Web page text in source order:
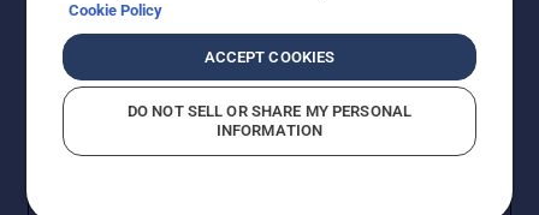
Autortiesības — 2022 Husqvarna AB (publ). Visas
Cookie Policy
ACCEPT COOKIES
DO NOT SELL OR SHARE MY PERSONAL
INFORMATION